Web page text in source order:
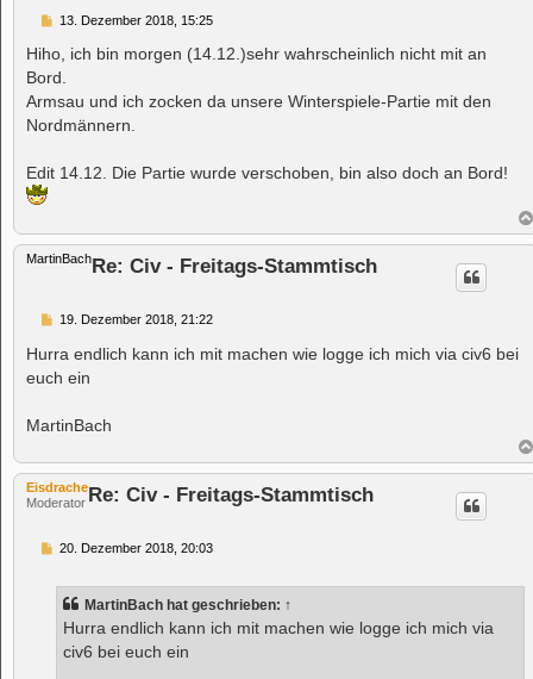
B
i
r
a
g
13. Dezember 2018, 15:25
Hiho, ich bin morgen (14.12.)sehr wahrscheinlich nicht mit an
Bord.
Armsau und ich zocken da unsere Winterspiele-Partie mit den
Nordmännern.
Edit 14.12. Die Partie wurde verschoben, bin also doch an Bord!
MartinBachRe: Civ - Freitags-Stammtisch
B
i
t
r
19. Dezember 2018, 21:22
Hurra endlich kann ich mit machen wie logge ich mich via civ6 bei
euch ein
MartinBach
Eisdrache
Moderator Re: Civ - Freitags-Stammtisch
B20. Dezember 2018, 20:03
MartinBach hat geschrieben: ↑
Hurra endlich kann ich mit machen wie logge ich mich via
civ6 bei euch ein